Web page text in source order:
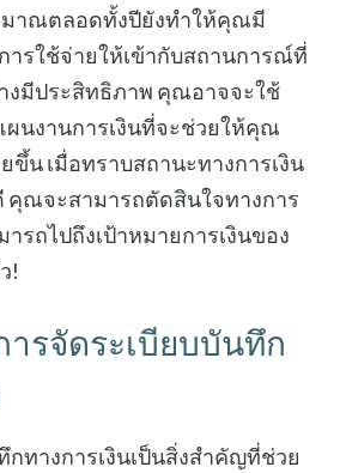
มาณตลอดทั้งปียังทำให้คุณมี
ารใช้จ่ายให้เข้ากับสถานการณ์ที่
งมีประสิทธิภาพ คุณอาจจะใช้
นงานการเงินที่จะช่วยให้คุณ
ขึ้น เมื่อทราบสถานะทางการเงิน
คุณจะสามารถตัดสินใจทางการ
รถไปถึงเป้าหมายการเงินของ
!
รจัดระเบียบบันทึก
กทางการเงินเป็นสิ่งสำคัญที่ช่วย